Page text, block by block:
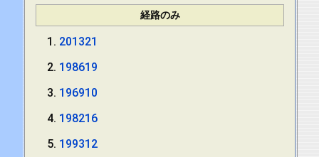
経路のみ
201321
198619
196910
198216
199312